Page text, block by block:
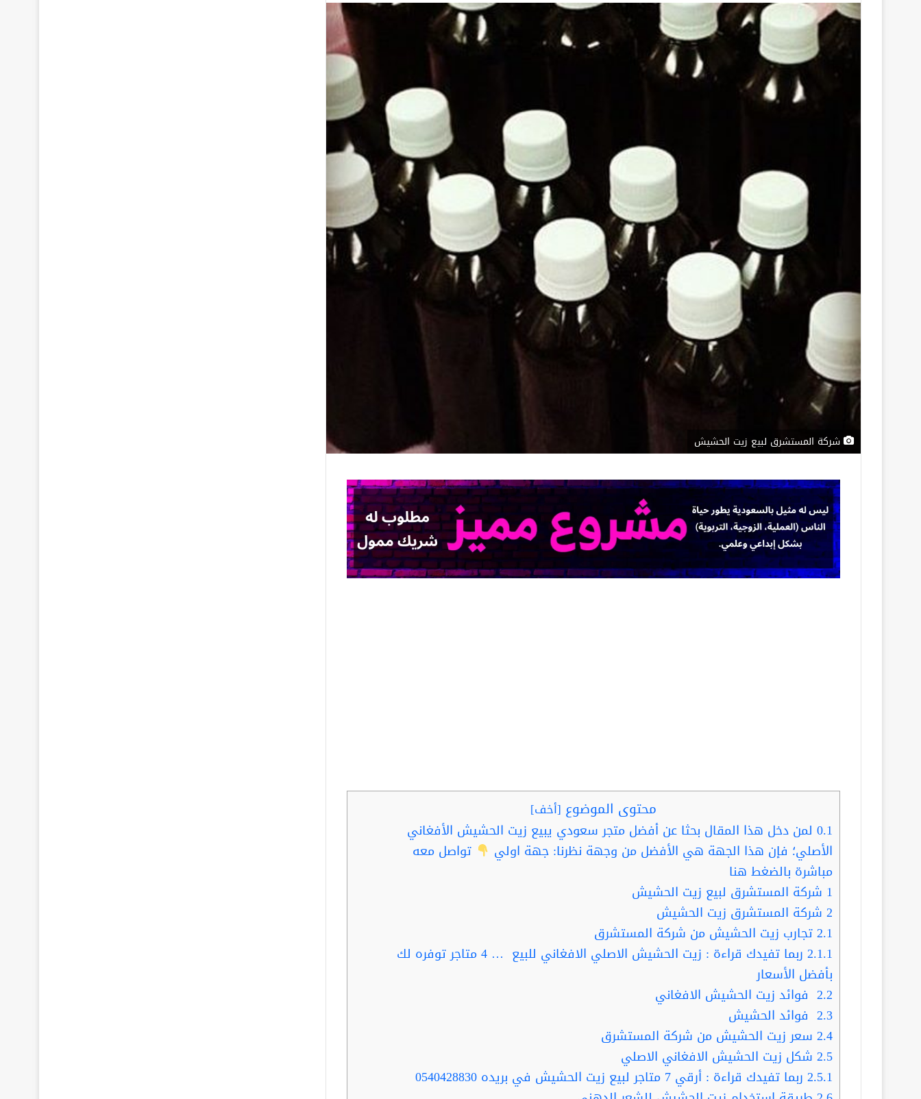
شركة المستشرق لبيع زيت الحشيش
محتوى الموضوع [أخف]
0.1 لمن دخل هذا المقال بحثا عن أفضل متجر سعودي يبيع زيت الحشيش الأفغاني
الأصلي؛ فإن هذا الجهة هي الأفضل من وجهة نظرنا: جهة اولي
تواصل معه
مباشرة بالضغط هنا
1 شركة المستشرق لبيع زيت الحشيش
2 شركة المستشرق زيت الحشيش
2.1تجارب زيت الحشيش من شركة المستشرق
2.1.1
ربما تفيدك قراءة : زيت الحشيش الاصلي الافغاني للبيع … 4 متاجر توفره لك
بأفضل الأسعار
2.2 فوائد زيت الحشيش الافغاني
2.3 فوائد الحشيش
2.4 سعر زيت الحشيش من شركة المستشرق
2.5 شكل زيت الحشيش الافغاني الاصلي
2.5.1 ربما تفيدك قراءة : أرقي 7 متاجر لبيع زيت الحشيش في بريده 0540428830